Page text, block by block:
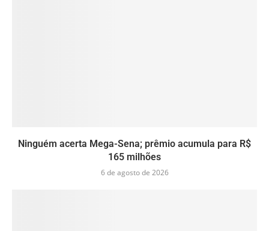
Ninguém acerta Mega-Sena; prêmio acumula para R$
165 milhões
6 de agosto de 2026